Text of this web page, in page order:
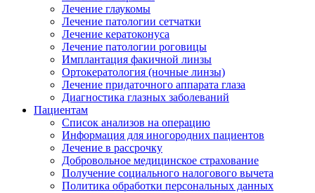
Лечение глаукомы
Лечение патологии сетчатки
Лечение кератоконуса
Лечение патологии роговицы
Имплантация факичной линзы
Ортокератология (ночные линзы)
Лечение придаточного аппарата глаза
Диагностика глазных заболеваний
Пациентам
Список анализов на операцию
Информация для иногородних пациентов
Лечение в рассрочку
Добровольное медицинское страхование
Получение социального налогового вычета
Политика обработки персональных данных